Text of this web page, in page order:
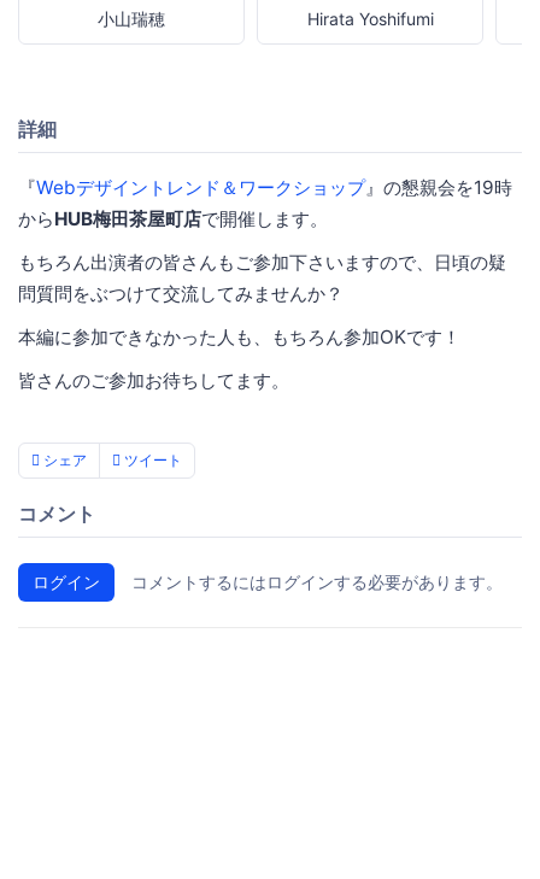
小山瑞穂 Hirata Yoshifumi
詳細
『Webデザイントレンド＆ワークショップ』の懇親会を19時
からHUB梅田茶屋町店で開催します。
もちろん出演者の皆さんもご参加下さいますので、日頃の疑
問質問をぶつけて交流してみませんか？
本編に参加できなかった人も、もちろん参加OKです！
皆さんのご参加お待ちしてます。
シェア ツイート
コメント
ログイン コメントするにはログインする必要があります。